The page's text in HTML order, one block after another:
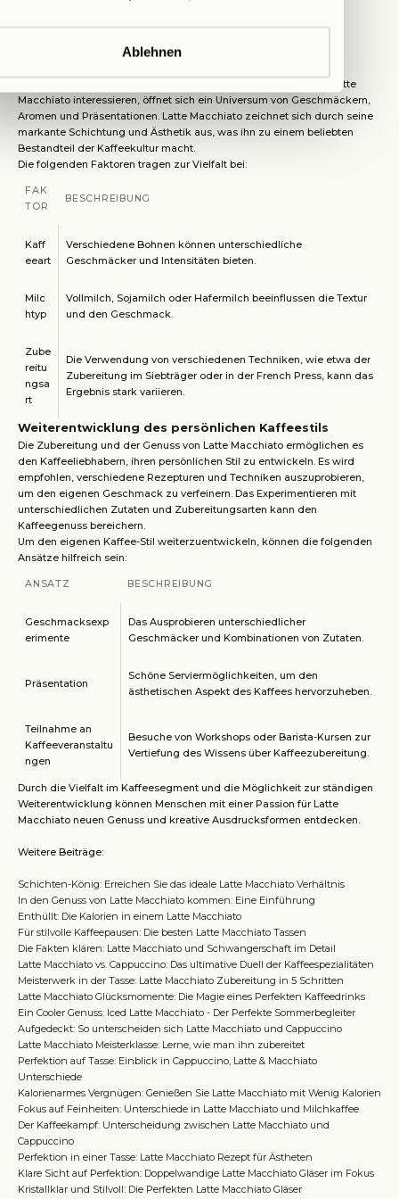
Ablehnen
Genuss ohne Grenzen
Vielfalt genießen
Variationen und Zubereitungsarten. Für diejenigen, die sich für Latte
Macchiato interessieren, öffnet sich ein Universum von Geschmäckern,
Aromen und Präsentationen. Latte Macchiato zeichnet sich durch seine
markante Schichtung und Ästhetik aus, was ihn zu einem beliebten
Bestandteil der Kaffeekultur macht.
Die folgenden Faktoren tragen zur Vielfalt bei:
FAK
TOR
BESCHREIBUNG
Kaff
eeart
Verschiedene Bohnen können unterschiedliche
Geschmäcker und Intensitäten bieten.
Milc
htyp
Vollmilch, Sojamilch oder Hafermilch beeinflussen die Textur
und den Geschmack.
Zube
reitu
ngsa
rt
Die Verwendung von verschiedenen Techniken, wie etwa der
Zubereitung im Siebträger oder in der French Press, kann das
Ergebnis stark variieren.
Weiterentwicklung des persönlichen Kaffeestils
Die Zubereitung und der Genuss von Latte Macchiato ermöglichen es
den Kaffeeliebhabern, ihren persönlichen Stil zu entwickeln. Es wird
empfohlen, verschiedene Rezepturen und Techniken auszuprobieren,
um den eigenen Geschmack zu verfeinern. Das Experimentieren mit
unterschiedlichen Zutaten und Zubereitungsarten kann den
Kaffeegenuss bereichern.
Um den eigenen Kaffee-Stil weiterzuentwickeln, können die folgenden
Ansätze hilfreich sein:
ANSATZ BESCHREIBUNG
Geschmacksexp
erimente
Das Ausprobieren unterschiedlicher
Geschmäcker und Kombinationen von Zutaten.
Präsentation
Schöne Serviermöglichkeiten, um den
ästhetischen Aspekt des Kaffees hervorzuheben.
Teilnahme an
Kaffeeveranstaltu
ngen
Besuche von Workshops oder Barista-Kursen zur
Vertiefung des Wissens über Kaffeezubereitung.
Durch die Vielfalt im Kaffeesegment und die Möglichkeit zur ständigen
Weiterentwicklung können Menschen mit einer Passion für Latte
Macchiato neuen Genuss und kreative Ausdrucksformen entdecken.
Weitere Beiträge:
Schichten-König: Erreichen Sie das ideale Latte Macchiato Verhältnis
In den Genuss von Latte Macchiato kommen: Eine Einführung
Enthüllt: Die Kalorien in einem Latte Macchiato
Für stilvolle Kaffeepausen: Die besten Latte Macchiato Tassen
Die Fakten klären: Latte Macchiato und Schwangerschaft im Detail
Latte Macchiato vs. Cappuccino: Das ultimative Duell der Kaffeespezialitäten
Meisterwerk in der Tasse: Latte Macchiato Zubereitung in 5 Schritten
Latte Macchiato Glücksmomente: Die Magie eines Perfekten Kaffeedrinks
Ein Cooler Genuss: Iced Latte Macchiato - Der Perfekte Sommerbegleiter
Aufgedeckt: So unterscheiden sich Latte Macchiato und Cappuccino
Latte Macchiato Meisterklasse: Lerne, wie man ihn zubereitet
Perfektion auf Tasse: Einblick in Cappuccino, Latte & Macchiato
Unterschiede
Kalorienarmes Vergnügen: Genießen Sie Latte Macchiato mit Wenig Kalorien
Fokus auf Feinheiten: Unterschiede in Latte Macchiato und Milchkaffee
Der Kaffeekampf: Unterscheidung zwischen Latte Macchiato und
Cappuccino
Perfektion in einer Tasse: Latte Macchiato Rezept für Ästheten
Klare Sicht auf Perfektion: Doppelwandige Latte Macchiato Gläser im Fokus
Kristallklar und Stilvoll: Die Perfekten Latte Macchiato Gläser